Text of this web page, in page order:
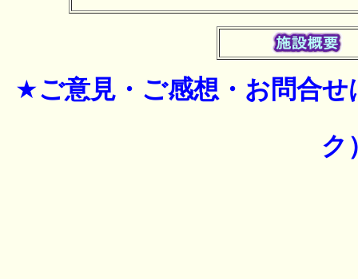
★ご意見・ご感想・お問合